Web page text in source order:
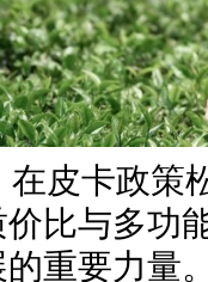
在皮卡政策
比与多功
重要力量